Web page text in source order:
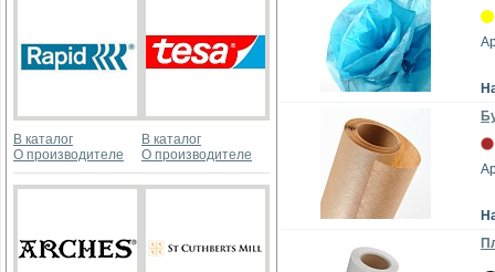
В каталог
О производителе
В каталог
О производителе